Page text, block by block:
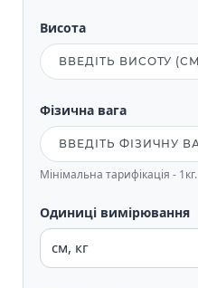
Висота
Фізична вага
Мінімальна тарифікація - 1кг.
Одиниці вимірювання